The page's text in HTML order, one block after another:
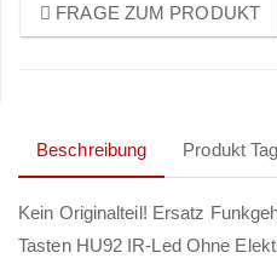
FRAGE ZUM PRODUKT
Beschreibung Produkt
Kein Originalteil! Ersatz
Tasten HU92 IR-Led Ohne